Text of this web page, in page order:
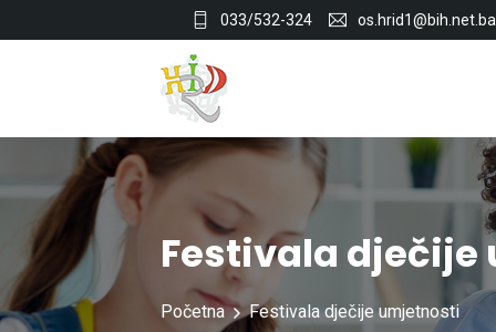
033/532-324 os.hrid1@bih.net.ba
Festivala
Početna Festivala dječije umjetnosti